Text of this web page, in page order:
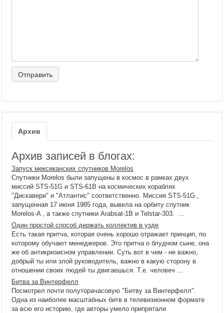
Архив
Архив записей в блогах:
Запуск мексиканских спутников Morelos
Спутники Morelos были запущены в космос в рамках двух
миссий STS-51G и STS-61B на космических кораблях
"Дискавери" и "Атлантис" соответственно. Миссия STS-51G ,
запущенная 17 июня 1985 года, вывела на орбиту спутник
Morelos-A , а также спутники Arabsat-1B и Telstar-303. ...
Один простой способ держать коллектив в узде
Есть такая притча, которая очень хорошо отражает принцип, по
которому обучают менеджеров. Это притча о блудном сыне, она
же об антикризисном управлении. Суть вот в чем - не важно,
добрый ты или злой руководитель, важно в какую сторону в
отношении своих людей ты двигаешься. Т.е. человеч ...
Битва за Винтерфелл
Посмотрел почти полуторачасовую "Битву за Винтерфелл".
Одна из наиболее масштабных битв в телевизионном формате
за всю его историю, где авторы умело припрятали